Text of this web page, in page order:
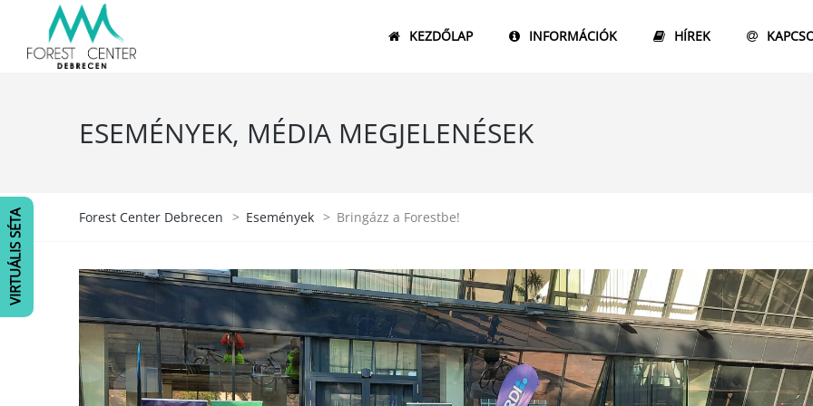
KEZDŐLAP INFORMÁCIÓK HÍREK
ESEMÉNYEK, MÉDIA MEGJELENÉSEK
Forest Center Debrecen > Események > Bringázz a Forestbe!
VIRTUÁLIS SÉTA